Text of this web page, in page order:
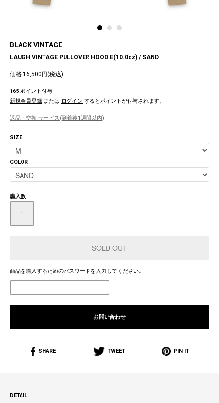
BLACK VINTAGE
LAUGH VINTAGE PULLOVER HOODIE(10.0oz) / SAND
価格 16,500円(税込)
165 ポイント付与
新規会員登録 または ログイン するとポイントが付与されます。
返品・交換 サービス(到着後1週間以内)
SIZE
COLOR
購入数
商品を購入するためのパスワードを入力してください。
お問い合わせ
SHARE TWEET PIN IT
DETAIL